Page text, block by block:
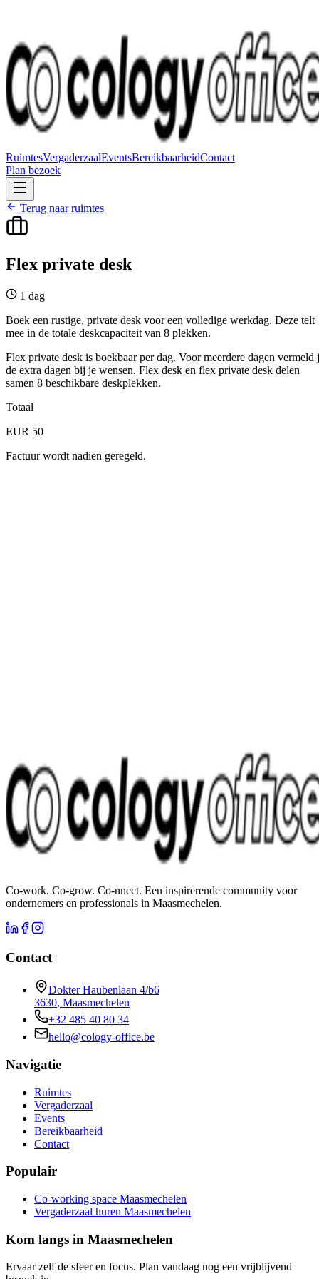
RuimtesVergaderzaalEventsBereikbaarheidContact
Plan bezoek
Terug naar ruimtes
Flex private desk
1 dag
Boek een rustige, private desk voor een volledige werkdag. Deze telt
mee in de totale deskcapaciteit van 8 plekken.
Flex private desk is boekbaar per dag. Voor meerdere dagen vermeld
de extra dagen bij je wensen. Flex desk en flex private desk delen
samen 8 beschikbare deskplekken.
Totaal
EUR 50
Factuur wordt nadien geregeld.
Co-work. Co-grow. Co-nnect. Een inspirerende community voor
ondernemers en professionals in Maasmechelen.
Contact
Dokter Haubenlaan 4/b6
3630, Maasmechelen
+32 485 40 80 34
hello@cology-office.be
Navigatie
Ruimtes
Vergaderzaal
Events
Bereikbaarheid
Contact
Populair
Co-working space Maasmechelen
Vergaderzaal huren Maasmechelen
Kom langs in Maasmechelen
Ervaar zelf de sfeer en focus. Plan vandaag nog een vrijblijvend